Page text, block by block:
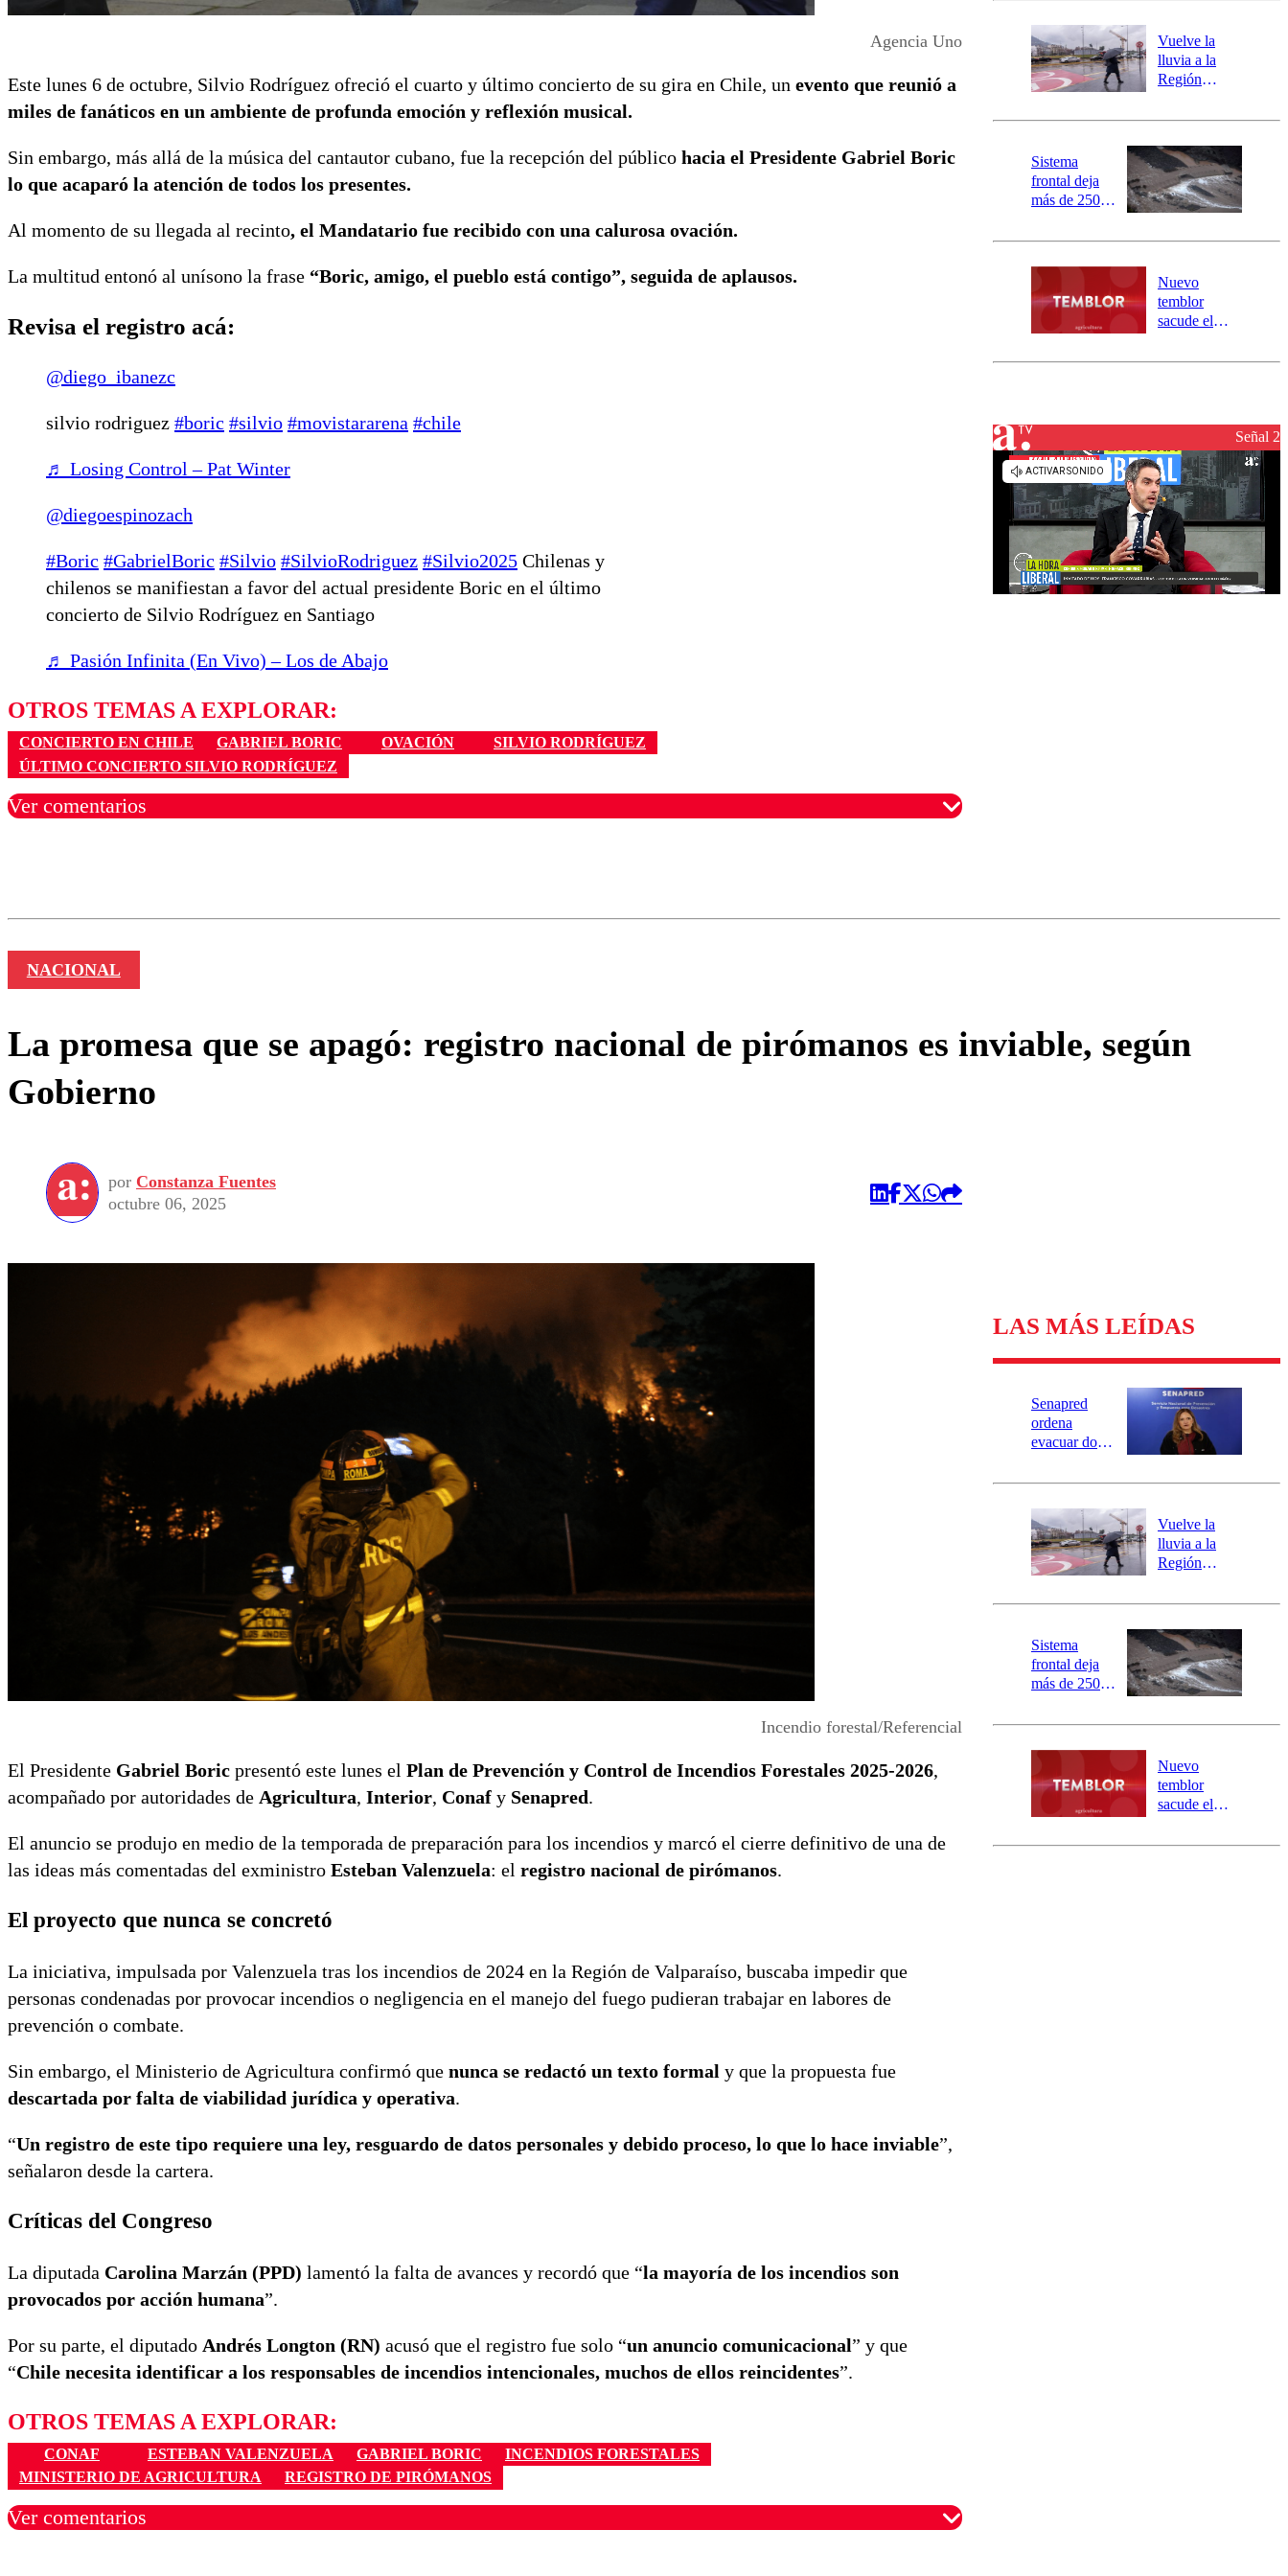
Agencia Uno
Este lunes 6 de octubre, Silvio Rodríguez ofreció el cuarto y último concierto de su gira en Chile, un evento que reunió a
miles de fanáticos en un ambiente de profunda emoción y reflexión musical.
Sin embargo, más allá de la música del cantautor cubano, fue la recepción del público hacia el Presidente Gabriel Boric
lo que acaparó la atención de todos los presentes.
Al momento de su llegada al recinto, el Mandatario fue recibido con una calurosa ovación.
La multitud entonó al unísono la frase “Boric, amigo, el pueblo está contigo”, seguida de aplausos.
Revisa el registro acá:
@diego_ibanezc
silvio rodriguez #boric #silvio #movistararena #chile
♬ Losing Control – Pat Winter
@diegoespinozach
#Boric #GabrielBoric #Silvio #SilvioRodriguez #Silvio2025 Chilenas y
chilenos se manifiestan a favor del actual presidente Boric en el último
concierto de Silvio Rodríguez en Santiago
♬ Pasión Infinita (En Vivo) – Los de Abajo
OTROS TEMAS A EXPLORAR:
CONCIERTO EN CHILE GABRIEL BORIC OVACIÓN
SILVIO RODRÍGUEZ
ÚLTIMO CONCIERTO SILVIO RODRÍGUEZ
Ver comentarios
río Damas:
activa
mensajería
SAE
Vuelve la
lluvia a la
Región
este es el
la DMC para
este viernes
Sistema
frontal deja
más de 250
y 317
aisladas entre
Valparaíso y
Los Ríos
Nuevo
temblor
sacude el
revisa la
Señal 2
NACIONAL
La promesa que se apagó: registro nacional de pirómanos es inviable, según
Gobierno
por Constanza Fuentes
octubre 06, 2025
Incendio forestal/Referencial
El Presidente Gabriel Boric presentó este lunes el Plan de Prevención y Control de Incendios Forestales 2025-2026,
acompañado por autoridades de Agricultura, Interior, Conaf y Senapred.
El anuncio se produjo en medio de la temporada de preparación para los incendios y marcó el cierre definitivo de una de
las ideas más comentadas del exministro Esteban Valenzuela: el registro nacional de pirómanos.
El proyecto que nunca se concretó
La iniciativa, impulsada por Valenzuela tras los incendios de 2024 en la Región de Valparaíso, buscaba impedir que
personas condenadas por provocar incendios o negligencia en el manejo del fuego pudieran trabajar en labores de
prevención o combate.
Sin embargo, el Ministerio de Agricultura confirmó que nunca se redactó un texto formal y que la propuesta fue
descartada por falta de viabilidad jurídica y operativa.
“Un registro de este tipo requiere una ley, resguardo de datos personales y debido proceso, lo que lo hace inviable”,
señalaron desde la cartera.
Críticas del Congreso
La diputada Carolina Marzán (PPD) lamentó la falta de avances y recordó que “la mayoría de los incendios son
provocados por acción humana”.
Por su parte, el diputado Andrés Longton (RN) acusó que el registro fue solo “un anuncio comunicacional” y que
“Chile necesita identificar a los responsables de incendios intencionales, muchos de ellos reincidentes”.
OTROS TEMAS A EXPLORAR:
CONAF ESTEBAN VALENZUELA GABRIEL BORIC
INCENDIOS FORESTALES
MINISTERIO DE AGRICULTURA
REGISTRO DE PIRÓMANOS
Ver comentarios
LAS MÁS LEÍDAS
Senapred
ordena
evacuar dos
Carahue por
río Damas:
activa
mensajería
SAE
Vuelve la
lluvia a la
Región
este es el
la DMC para
este viernes
Sistema
frontal deja
más de 250
y 317
aisladas entre
Valparaíso y
Los Ríos
Nuevo
temblor
sacude el
revisa la